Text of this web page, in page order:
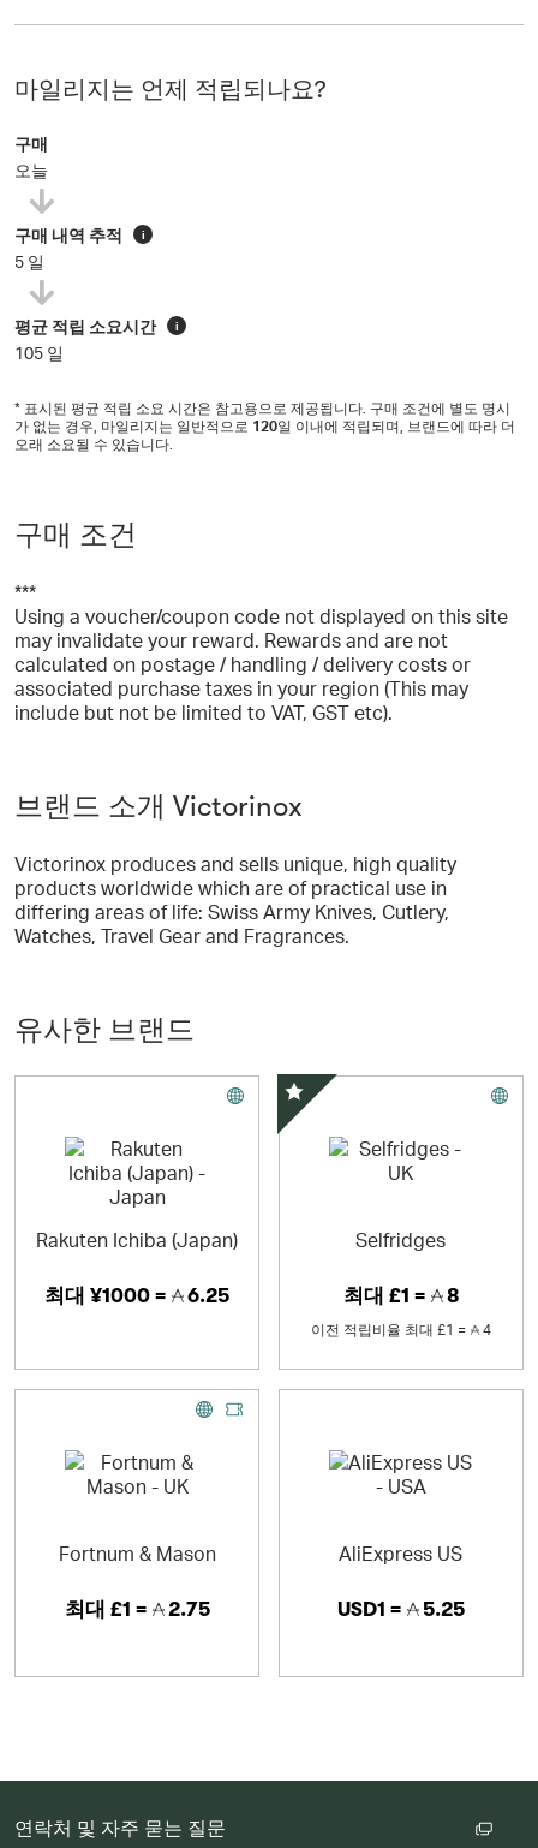
마일리지는 언제 적립되나요?
구매
오늘
구매 내역 추적 i
5 일
평균 적립 소요시간 i
105 일
* 표시된 평균 적립 소요 시간은 참고용으로 제공됩니다. 구매 조건에 별도 명시
가 없는 경우, 마일리지는 일반적으로 120일 이내에 적립되며, 브랜드에 따라 더
오래 소요될 수 있습니다.
구매 조건
***
Using a voucher/coupon code not displayed on this site
may invalidate your reward. Rewards and are not
calculated on postage / handling / delivery costs or
associated purchase taxes in your region (This may
include but not be limited to VAT, GST etc).
브랜드 소개 Victorinox
Victorinox produces and sells unique, high quality
products worldwide which are of practical use in
differing areas of life: Swiss Army Knives, Cutlery,
Watches, Travel Gear and Fragrances.
유사한 브랜드
Rakuten Ichiba (Japan)
최대 ¥1000 = 6.25
Selfridges
최대 £1 = 8
이전 적립비율 최대 £1 = 4
스페셜 오퍼
Fortnum & Mason
최대 £1 = 2.75
AliExpress US
USD1 = 5.25
연락처 및 자주 묻는 질문